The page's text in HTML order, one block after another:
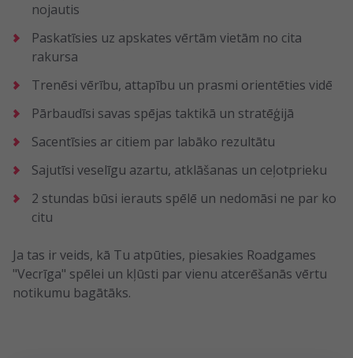
nojautis
Paskatīsies uz apskates vērtām vietām no cita
rakursa
Trenēsi vērību, attapību un prasmi orientēties vidē
Pārbaudīsi savas spējas taktikā un stratēģijā
Sacentīsies ar citiem par labāko rezultātu
Sajutīsi veselīgu azartu, atklāšanas un ceļotprieku
2 stundas būsi ierauts spēlē un nedomāsi ne par ko
citu
Ja tas ir veids, kā Tu atpūties, piesakies Roadgames
"Vecrīga" spēlei un kļūsti par vienu atcerēšanās vērtu
notikumu bagātāks.